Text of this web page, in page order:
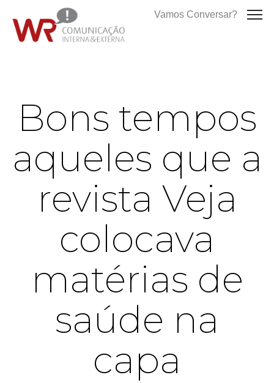
Vamos Conversar?
Bons tempos
aqueles que a
revista Veja
colocava
matérias de
saúde na
capa